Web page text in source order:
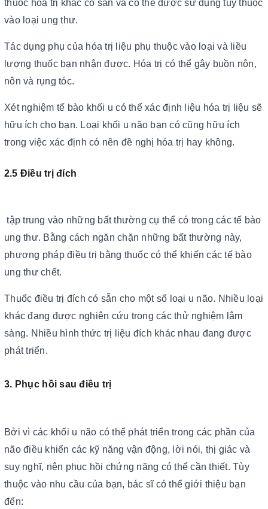
thuốc hóa trị khác có sẵn và có thể được sử dụng tùy thuộc
vào loại ung thư.
Tác dụng phụ của hóa trị liệu phụ thuộc vào loại và liều
lượng thuốc bạn nhận được. Hóa trị có thể gây buồn nôn,
nôn và rụng tóc.
Xét nghiệm tế bào khối u có thể xác định liệu hóa trị liệu sẽ
hữu ích cho bạn. Loại khối u não bạn có cũng hữu ích
trong việc xác định có nên đề nghị hóa trị hay không.
2.5 Điều trị đích
tập trung vào những bất thường cụ thể có trong các tế bào
ung thư. Bằng cách ngăn chặn những bất thường này,
phương pháp điều trị bằng thuốc có thể khiến các tế bào
ung thư chết.
Thuốc điều trị đích có sẵn cho một số loại u não. Nhiều loại
khác đang được nghiên cứu trong các thử nghiệm lâm
sàng. Nhiều hình thức trị liệu đích khác nhau đang được
phát triển.
3. Phục hồi sau điều trị
Bởi vì các khối u não có thể phát triển trong các phần của
não điều khiển các kỹ năng vận động, lời nói, thị giác và
suy nghĩ, nên phục hồi chứng năng có thể cần thiết. Tùy
thuộc vào nhu cầu của bạn, bác sĩ có thể giới thiệu bạn
đến: